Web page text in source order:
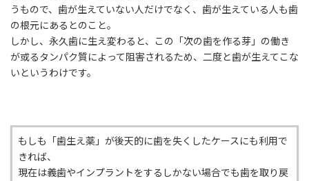
うもので、歯が生えていない人だけでなく、歯が生えている人も歯
の根元にあるとのこと。
しかし、永久歯に生え変わると、この「次の歯を作る芽」の働き
が或るタンパク質によって阻害されるため、二度と歯が生えてこな
いというわけです。
もしも「歯生え薬」が後天的に歯を失くしたケースにも利用で
きれば、
現在は義歯やインプラントをするしかない場合でも歯を取り戻